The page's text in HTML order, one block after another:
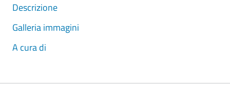
Descrizione
Galleria immagini
A cura di